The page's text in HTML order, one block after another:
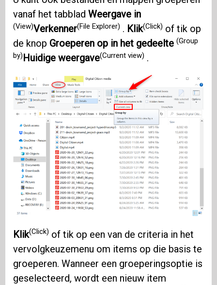
vanaf het tabbladWeergave in
(View)Verkenner(File Explorer) . Klik(Click) of tik op
de knop Groeperen op in het gedeelte(Group
by)Huidige weergave(Current view) .
Klik(Click) of tik op een van de criteria in het
vervolgkeuzemenu om items op die basis te
groeperen. Wanneer een groeperingsoptie is
geselecteerd, wordt een nieuw item